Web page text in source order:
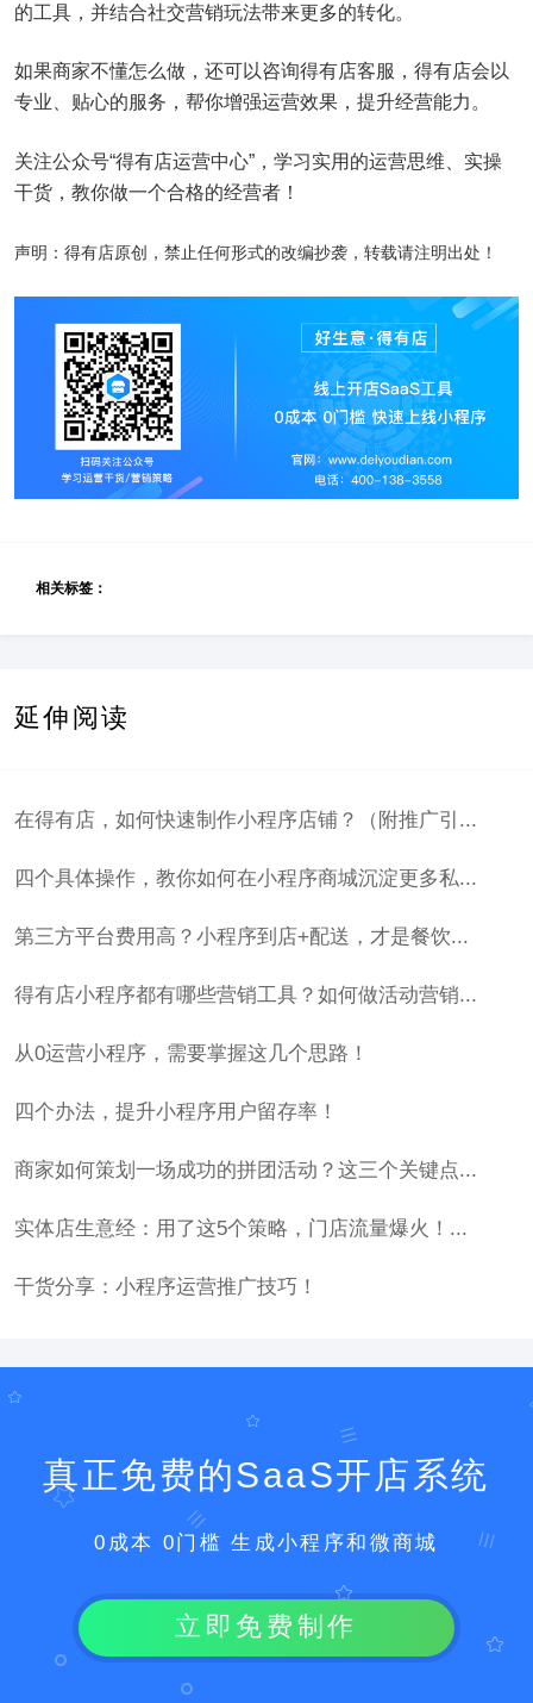
的工具，并结合社交营销玩法带来更多的转化。
如果商家不懂怎么做，还可以咨询得有店客服，得有店会以
专业、贴心的服务，帮你增强运营效果，提升经营能力。
关注公众号“得有店运营中心”，学习实用的运营思维、实操
干货，教你做一个合格的经营者！
声明：得有店原创，禁止任何形式的改编抄袭，转载请注明出处！
相关标签：
延伸阅读
在得有店，如何快速制作小程序店铺？（附推广引...
四个具体操作，教你如何在小程序商城沉淀更多私...
第三方平台费用高？小程序到店+配送，才是餐饮...
得有店小程序都有哪些营销工具？如何做活动营销...
从0运营小程序，需要掌握这几个思路！
四个办法，提升小程序用户留存率！
商家如何策划一场成功的拼团活动？这三个关键点...
实体店生意经：用了这5个策略，门店流量爆火！...
干货分享：小程序运营推广技巧！
真正免费的SaaS开店系统
0成本 0门槛 生成小程序和微商城
立即免费制作